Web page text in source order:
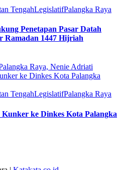
TengahLegislatifPalangka Raya
Penetapan Pasar Datah
Ramadan 1447 Hijriah
TengahLegislatifPalangka Raya
ke Dinkes Kota Palangka